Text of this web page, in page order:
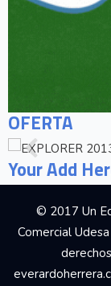
OFERTA
Your Add
© 2017 Un
Comercial